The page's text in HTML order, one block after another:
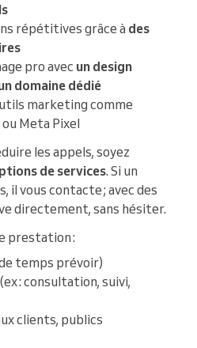
répétitives grâce à des
pro avec un design
domaine dédié
marketing comme
Meta Pixel
les appels, soyez
de services. Si un
il vous contacte ; avec des
directement, sans hésiter.
prestation :
temps prévoir)
(ex : consultation, suivi,
clients, publics